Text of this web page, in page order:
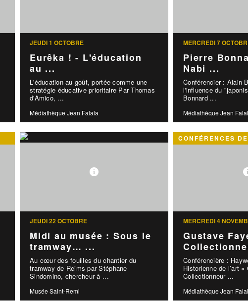
JEUDI 1 OCTOBRE
Eurêka ! - L'éducation
au ...
L'éducation au goût, portée comme une
stratégie éducative prioritaire Par Thomas
d'Amico, ...
Médiathèque Jean Falala
MERCREDI 7
Pierre
Nabi ...
Conférencier : Alain
l'influence du
Bonnard ...
Médiathèque Jean
JEUDI 22 OCTOBRE
Midi au musée : Sous le
tramway… ...
Au cœur des fouilles du chantier du
tramway de Reims par Stéphane
Sindomino, chercheur à ...
Musée Saint-Remi
CONFÉRENCES
MERCREDI 4
Gustave
Conférencière :
Historienne de l’art
Collectionneur ...
Médiathèque Jean